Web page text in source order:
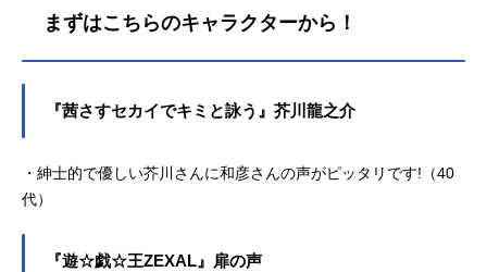
まずはこちらのキャラクターから！
『茜さすセカイでキミと詠う』芥川龍之介
・紳士的で優しい芥川さんに和彦さんの声がピッタリです!（40
代）
『遊☆戯☆王ZEXAL』扉の声